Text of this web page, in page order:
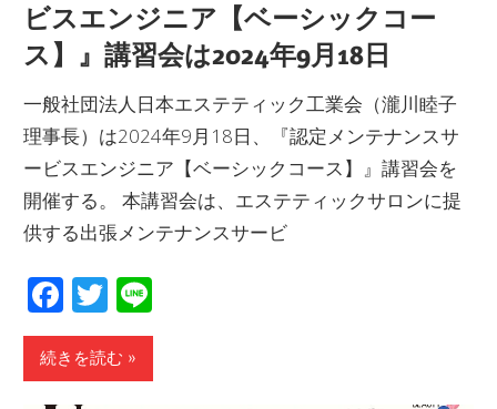
ビスエンジニア【ベーシックコー
ス】』講習会は2024年9月18日
一般社団法人日本エステティック工業会（瀧川睦子
理事長）は2024年9月18日、『認定メンテナンスサ
ービスエンジニア【ベーシックコース】』講習会を
開催する。 本講習会は、エステティックサロンに提
供する出張メンテナンスサービ
Facebook
Twitter
続きを読む